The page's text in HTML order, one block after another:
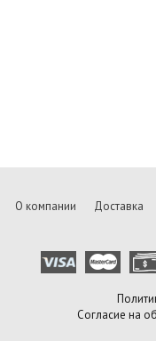
О компании Доставка
Согласие на